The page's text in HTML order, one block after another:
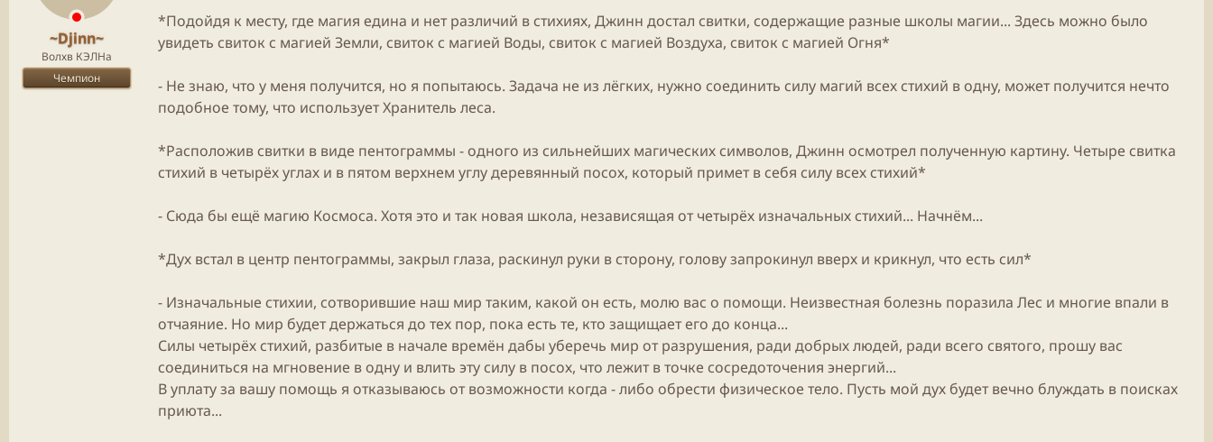
~Djinn~
Волхв КЭЛНа
Чемпион
*Подойдя к месту, где магия едина и нет различий в стихиях, Джинн достал свитки, содержащие разные школы магии... Здесь можно было
увидеть свиток с магией Земли, свиток с магией Воды, свиток с магией Воздуха, свиток с магией Огня*
- Не знаю, что у меня получится, но я попытаюсь. Задача не из лёгких, нужно соединить силу магий всех стихий в одну, может получится нечто
подобное тому, что использует Хранитель леса.
*Расположив свитки в виде пентограммы - одного из сильнейших магических символов, Джинн осмотрел полученную картину. Четыре свитка
стихий в четырёх углах и в пятом верхнем углу деревянный посох, который примет в себя силу всех стихий*
- Сюда бы ещё магию Космоса. Хотя это и так новая школа, независящая от четырёх изначальных стихий... Начнём...
*Дух встал в центр пентограммы, закрыл глаза, раскинул руки в сторону, голову запрокинул вверх и крикнул, что есть сил*
- Изначальные стихии, сотворившие наш мир таким, какой он есть, молю вас о помощи. Неизвестная болезнь поразила Лес и многие впали в
отчаяние. Но мир будет держаться до тех пор, пока есть те, кто защищает его до конца...
Силы четырёх стихий, разбитые в начале времён дабы уберечь мир от разрушения, ради добрых людей, ради всего святого, прошу вас
соединиться на мгновение в одну и влить эту силу в посох, что лежит в точке сосредоточения энергий...
В уплату за вашу помощь я отказываюсь от возможности когда - либо обрести физическое тело. Пусть мой дух будет вечно блуждать в поисках
приюта...